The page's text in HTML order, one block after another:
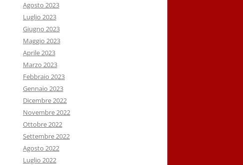
Agosto 2023
Luglio 2023
Giugno 2023
Maggio 2023
Aprile 2023
Marzo 2023
Febbraio 2023
Gennaio 2023
Dicembre 2022
Novembre 2022
Ottobre 2022
Settembre 2022
Agosto 2022
Luglio 2022